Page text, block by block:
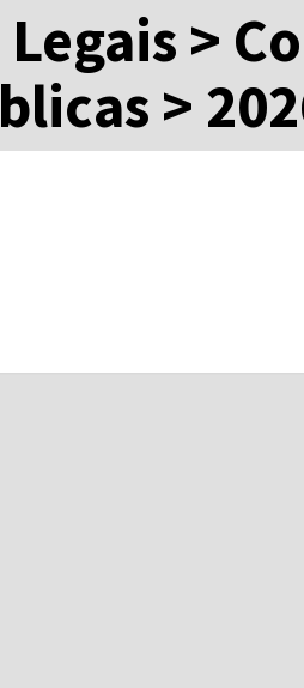
>
>